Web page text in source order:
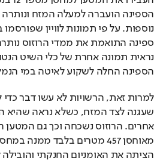
הספינה החלה לשקוע לאיטה במי הנמל.